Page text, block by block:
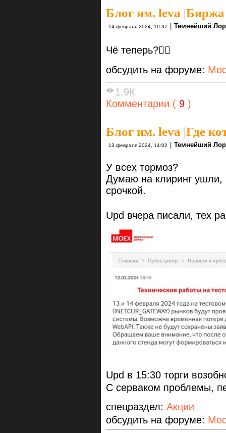
Блог им. leva |Биржа
14 февраля 2024, 10:37 | Темнейший
Чё теперь?🤦‍♂️
обсудить на форуме:
1.9К
Комментарии ( 9 )
Блог им. leva |Где
13 февраля 2024, 14:02 Темнейший
У всех тормоз?
Думаю на клиринг ушли,
срочкой.
Upd вчера писали, тех
Upd в 15:30 торги
С серваком проблемы,
спецраздел: Акции
обсудить на форуме: